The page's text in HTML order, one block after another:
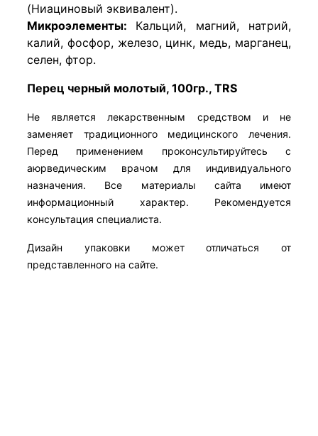
(Ниациновый эквивалент).
Микроэлементы: Кальций, магний, натрий,
калий, фосфор, железо, цинк, медь, марганец,
селен, фтор.
Перец черный молотый, 100гр., TRS
Не является лекарственным средством и не
заменяет традиционного медицинского лечения.
Перед применением проконсультируйтесь с
аюрведическим врачом для индивидуального
назначения. Все материалы сайта имеют
информационный характер. Рекомендуется
консультация специалиста.
Дизайн упаковки может отличаться от
представленного на сайте.